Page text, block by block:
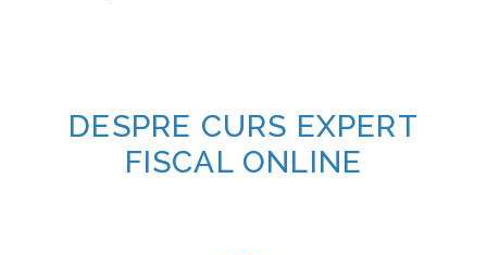
DESPRE CURS EXPERT
FISCAL ONLINE